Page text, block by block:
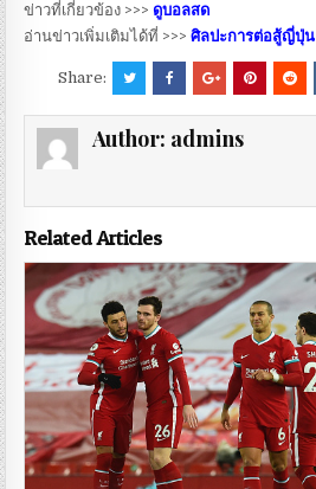
ข่าวที่เกี่ยวข้อง >>> ดูบอลสด
อ่านข่าวเพิ่มเติมได้ที่ >>>ศิลปะการต่อสู้ญี่ปุ่น
Share:
Author: admins
Related Articles